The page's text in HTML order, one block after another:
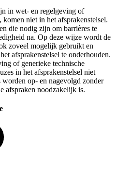
in wet- en regelgeving of
niet in het afsprakenstelsel.
die nodig zijn om barrières te
na. Op deze wijze wordt de
zoveel mogelijk gebruikt en
afsprakenstelsel te onderhouden.
of generieke technische
in het afsprakenstelsel niet
op- en nagevolgd zonder
afspraken noodzakelijk is.